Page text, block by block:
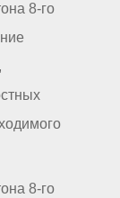
8-го
8-го